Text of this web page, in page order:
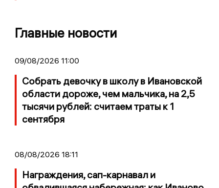
Главные новости
09/08/2026 11:00
Собрать девочку в школу в Ивановской
области дороже, чем мальчика, на 2,5
тысячи рублей: считаем траты к 1
сентября
08/08/2026 18:11
Награждения, сап-карнавал и